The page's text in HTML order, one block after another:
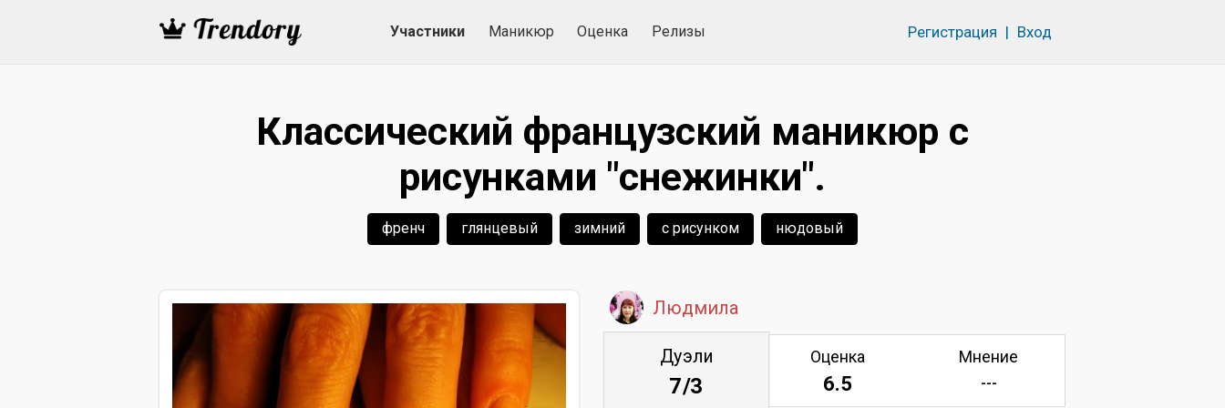
Участники Маникюр Оценка Релизы Регистрация | Вход
Классический французский маникюр с
рисунками "снежинки".
френч глянцевый зимний с рисунком нюдовый
Людмила
Дуэли
7/3
Оценка
6.5
Мнение
---